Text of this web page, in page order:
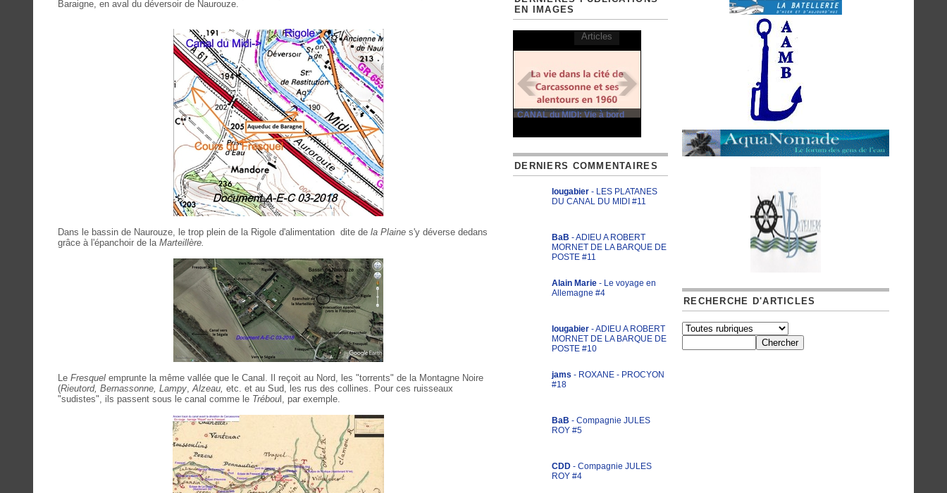
Baraigne, en aval du déversoir de Naurouze.
Dans le bassin de Naurouze, le trop plein de la Rigole d'alimentation dite de la Plaine s'y déverse dedans
grâce à l'épanchoir de la Marteillère.
Le Fresquel emprunte la même vallée que le Canal. Il reçoit au Nord, les "torrents" de la Montagne Noire
(Rieutord, Bernassonne, Lampy Alzeau, etc. et au Sud, les rus des collines. Pour ces ruisseaux
"sudistes", ils passent sous le canal comme le Trébou l, par exemple.
EN IMAGES
CANAL du MIDI: Vie à bord
Articles
DERNIERS COMMENTAIRES
lougabier - LES PLATANES
DU CANAL DU MIDI #11
BaB - ADIEU A ROBERT
MORNET DE LA BARQUE DE
POSTE #11
Alain Marie - Le voyage en
Allemagne #4
lougabier - ADIEU A ROBERT
MORNET DE LA BARQUE DE
POSTE #10
jams - ROXANE - PROCYON
#18
BaB - Compagnie JULES
ROY #5
CDD - Compagnie JULES
ROY #4
RECHERCHE D'ARTICLES